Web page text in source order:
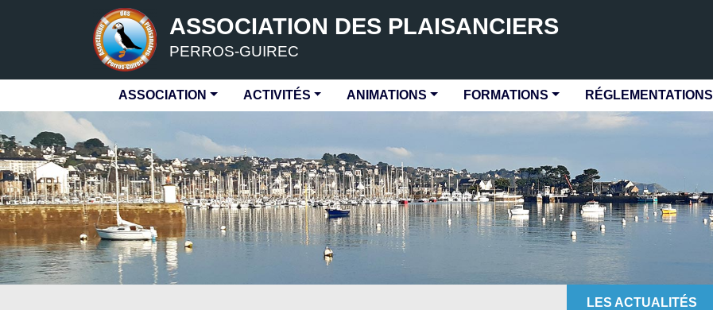
ASSOCIATION DES PLAISANCIERS
PERROS-GUIREC
ASSOCIATION ACTIVITÉS ANIMATIONS FORMATIONS RÉGLEMENTATIONS
LES ACTUALITÉS